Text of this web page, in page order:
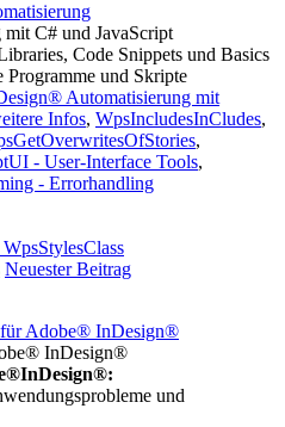
C# und JavaScript
Code Snippets und Basics
und Skripte
Automatisierung mit
Infos, WpsIncludesInCludes,
,
- User-Interface Tools,
- Errorhandling
Neuester Beitrag
Adobe® InDesign®
InDesign®
und